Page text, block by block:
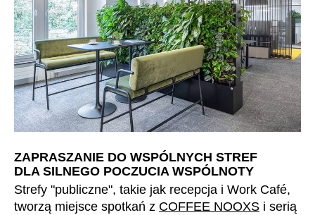
Kanada(CA)
Katar(QA)
Kazachstan (KZ)
Kenia(KE)
Korea Południowa(KR)
Kuwejt(KW)
Litwa(LT)
Luksemburg(LU)
Malezja(MY)
ZAPRASZANIE DO WSPÓLNYCH STREF
DLA SILNEGO POCZUCIA WSPÓLNOTY
Strefy "publiczne", takie jak recepcja i Work Café,
tworzą miejsce spotkań z COFFEE NOOXS i serią